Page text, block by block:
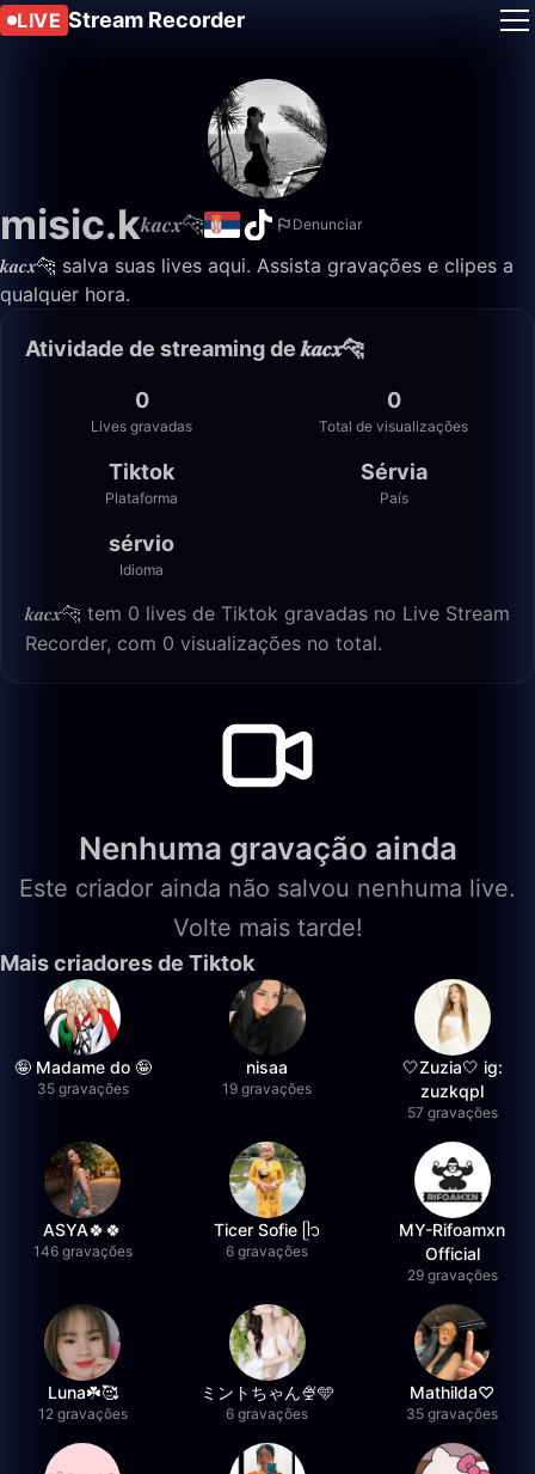
LIVE Stream Recorder
misic.k𝒌𝒂𝒄𝒙🐆 Denunciar
𝒌𝒂𝒄𝒙🐆 salva suas lives aqui. Assista gravações e clipes a
qualquer hora.
Atividade de streaming de 𝒌𝒂𝒄𝒙🐆
0
Lives gravadas
0
Total de visualizações
Tiktok
Plataforma
Sérvia
País
sérvio
Idioma
𝒌𝒂𝒄𝒙🐆 tem 0 lives de Tiktok gravadas no Live Stream
Recorder, com 0 visualizações no total.
Nenhuma gravação ainda
Este criador ainda não salvou nenhuma live.
Volte mais tarde!
Mais criadores de Tiktok
🤪 Madame do 🤪
35 gravações
nisaa
19 gravações
🤍Zuzia🤍 ig:
zuzkqpl
57 gravações
ASYA🍀🍀
146 gravações
Ticer Sofie ᥫ᭡
6 gravações
MY-Rifoamxn
Official
29 gravações
Luna☘️🥰
12 gravações
ミントちゃん🍨🩵
6 gravações
Mathilda♡︎
35 gravações